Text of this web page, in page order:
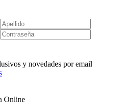
y novedades por email